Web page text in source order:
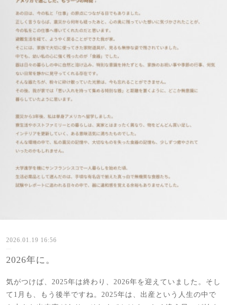
2026.01.19 16:56
2026年に。
気がつけば、2025年は終わり、2026年を迎えていました。そし
て1月も、もう後半ですね。2025年は、出産という人生の中で